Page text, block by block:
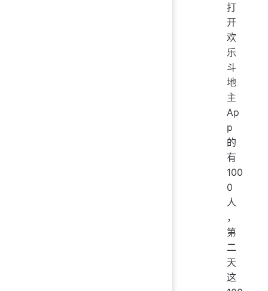
打
开
欢
乐
斗
地
主
Ap
p
的
有
100
0
人
，
第
二
天
这